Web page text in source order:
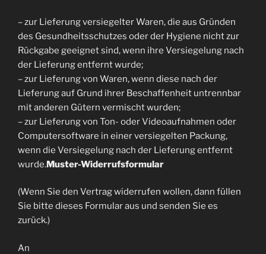
– zur Lieferung versiegelter Waren, die aus Gründen
des Gesundheitsschutzes oder der Hygiene nicht zur
Rückgabe geeignet sind, wenn ihre Versiegelung nach
der Lieferung entfernt wurde;
– zur Lieferung von Waren, wenn diese nach der
Lieferung auf Grund ihrer Beschaffenheit untrennbar
mit anderen Gütern vermischt wurden;
– zur Lieferung von Ton- oder Videoaufnahmen oder
Computersoftware in einer versiegelten Packung,
wenn die Versiegelung nach der Lieferung entfernt
wurde.Muster-Widerrufsformular
(Wenn Sie den Vertrag widerrufen wollen, dann füllen
Sie bitte dieses Formular aus und senden Sie es
zurück.)
An